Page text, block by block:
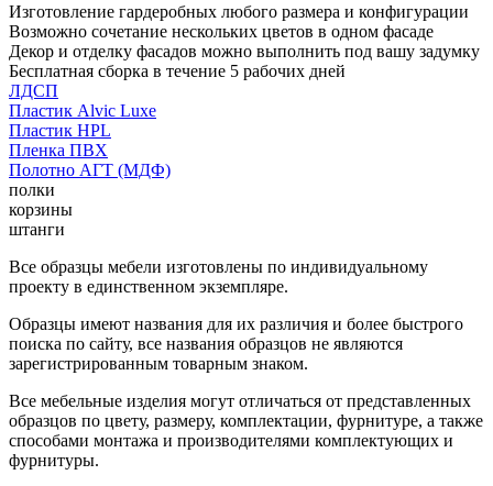
Изготовление гардеробных любого размера и конфигурации
Возможно сочетание нескольких цветов в одном фасаде
Декор и отделку фасадов можно выполнить под вашу задумку
Бесплатная сборка в течение 5 рабочих дней
ЛДСП
Пластик Alvic Luxe
Пластик HPL
Пленка ПВХ
Полотно АГТ (МДФ)
полки
корзины
штанги
Все образцы мебели изготовлены по индивидуальному
проекту в единственном экземпляре.
Образцы имеют названия для их различия и более быстрого
поиска по сайту, все названия образцов не являются
зарегистрированным товарным знаком.
Все мебельные изделия могут отличаться от представленных
образцов по цвету, размеру, комплектации, фурнитуре, а также
способами монтажа и производителями комплектующих и
фурнитуры.